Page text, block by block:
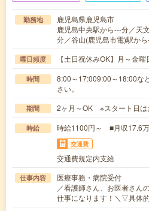
勤務地
鹿児島県鹿児島市
鹿児島中央駅から---分／天
分／谷山(鹿児島市電)駅か
曜日頻度 【土日祝休みOK】月～金
時間
8:00～17:009:00～18:00な
さい。
期間 2ヶ月～OK ※スタート日は
時給 時給1100円～ ■月収17.6万
交通費
交通費規定内支給
仕事内容
医療事務・病院受付
／看護師さん、お医者さん
仕事になります！＼▽具体